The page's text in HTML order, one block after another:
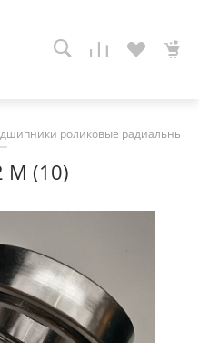
роликовые радиальные
М (10)